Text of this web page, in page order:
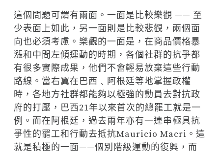
這個問題可謂有兩面。一面是比較樂觀 —— 至
少表面上如此，另一面則是比較悲觀，兩個面
向也必須考慮。樂觀的一面是，在商品價格暴
漲和中間左傾運動的時期，各個社群的抗爭都
有很多實際成果，他們不會輕易放棄這些行動
路線。當右翼在巴西﹑阿根廷等地掌握政權
時，各地方社群都能夠以極強的動員去對抗政
府的打壓，巴西21年以來首次的總罷工就是一
例。而在阿根廷，過去兩年亦有一連串極具抗
爭性的罷工和行動去抵抗Mauricio Macri。這
就是積極的一面——個別階級運動的復興，而